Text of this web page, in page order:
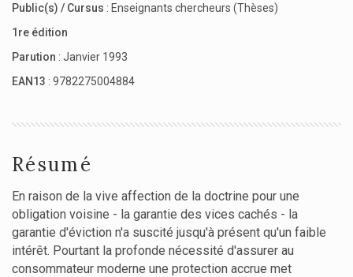
Public(s) / Cursus : Enseignants chercheurs (Thèses)
1re édition
Parution : Janvier 1993
EAN13 : 9782275004884
Résumé
En raison de la vive affection de la doctrine pour une
obligation voisine - la garantie des vices cachés - la
garantie d'éviction n'a suscité jusqu'à présent qu'un faible
intérêt. Pourtant la profonde nécessité d'assurer au
consommateur moderne une protection accrue met